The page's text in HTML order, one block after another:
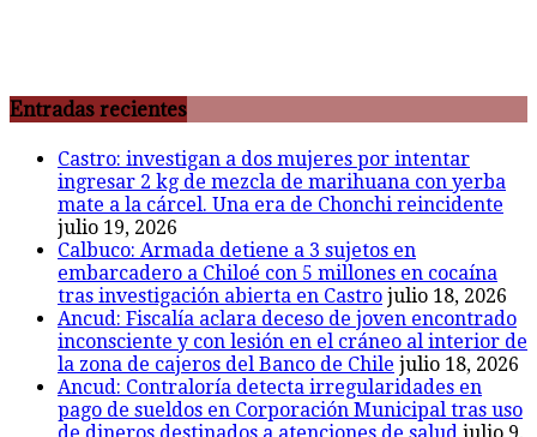
Entradas recientes
Castro: investigan a dos mujeres por intentar
ingresar 2 kg de mezcla de marihuana con yerba
mate a la cárcel. Una era de Chonchi reincidente
julio 19, 2026
Calbuco: Armada detiene a 3 sujetos en
embarcadero a Chiloé con 5 millones en cocaína
tras investigación abierta en Castro julio 18, 2026
Ancud: Fiscalía aclara deceso de joven encontrado
inconsciente y con lesión en el cráneo al interior de
la zona de cajeros del Banco de Chile julio 18, 2026
Ancud: Contraloría detecta irregularidades en
pago de sueldos en Corporación Municipal tras uso